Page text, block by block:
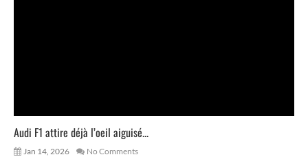
Audi F1 attire déjà l’oeil aiguisé...
Jan 14, 2026 No Comments